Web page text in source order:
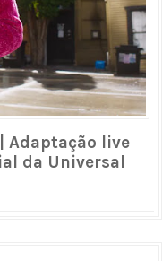
Adaptação live
da Universal